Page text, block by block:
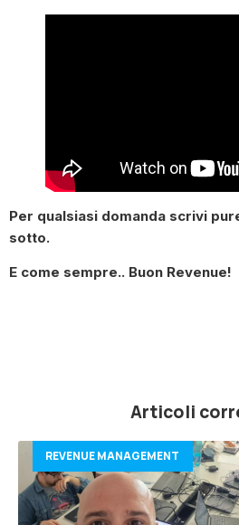
Per qualsiasi domanda scrivi
sotto.
E come sempre.. Buon Revenue!
Articoli
REVENUE MANAGEMENT